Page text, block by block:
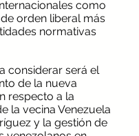
como
orden liberal más
normativas
considerar será el
de la nueva
respecto a la
la vecina Venezuela
y la gestión de